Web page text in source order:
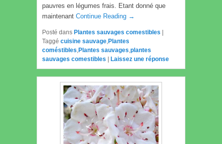
pauvres en légumes frais. Etant donné que
maintenant Continue Reading →
Posté dans Plantes sauvages comestibles
Taggé cuisine sauvage,Plantes
coméstibles,Plantes sauvages,plantes
sauvages comestibles
Laissez une réponse